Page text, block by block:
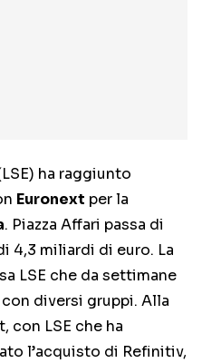
ha raggiunto
Euronext per la
. Piazza Affari passa di
4,3 miliardi di euro. La
LSE che da settimane
diversi gruppi. Alla
con LSE che ha
l’acquisto di Refinitiv,